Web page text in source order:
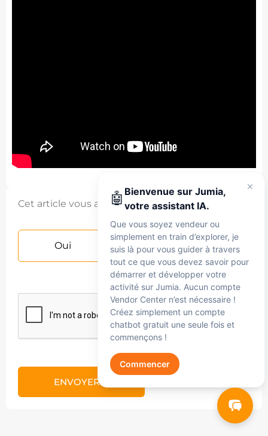
Cet article vous a-t-il été utile ?
Oui Non
ENVOYER
🤖
Que vous soyez vendeur ou
simplement en train d’explorer, je
suis là pour vous guider à travers
tout ce que vous devez savoir pour
démarrer et développer votre
activité sur Jumia. Aucun compte
Vendor Center n’est nécessaire !
Créez simplement un compte
chatbot gratuit une seule fois et
commençons !
Commencer
Jumia AI